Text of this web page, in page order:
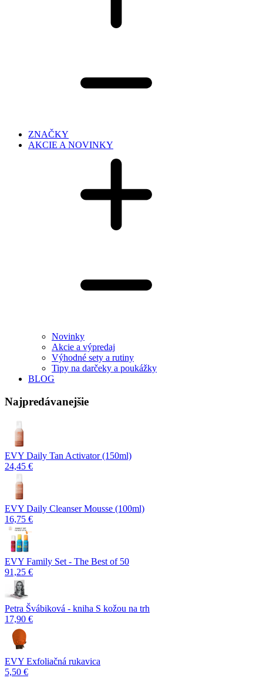
ZNAČKY
AKCIE A NOVINKY
Novinky
Akcie a výpredaj
Výhodné sety a rutiny
Tipy na darčeky a poukážky
BLOG
Najpredávanejšie
EVY Daily Tan Activator (150ml)
24,45 €
EVY Daily Cleanser Mousse (100ml)
16,75 €
EVY Family Set - The Best of 50
91,25 €
Petra Švábiková - kniha S kožou na trh
17,90 €
EVY Exfoliačná rukavica
5,50 €